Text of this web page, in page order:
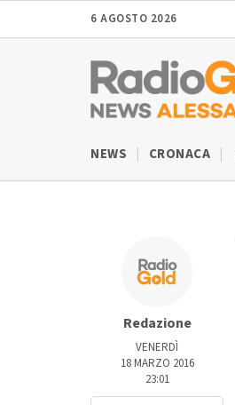
6 AGOSTO 2026
NEWS CRONACA
Redazione
VENERDÌ
18 MARZO 2016
23:01